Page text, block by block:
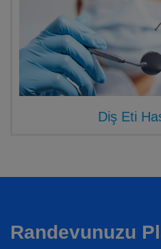
Diş Eti
Randevunuzu